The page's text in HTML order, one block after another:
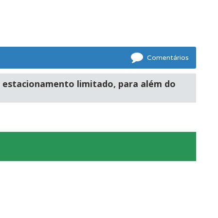
oficial.
Comentários
estacionamento limitado, para além do